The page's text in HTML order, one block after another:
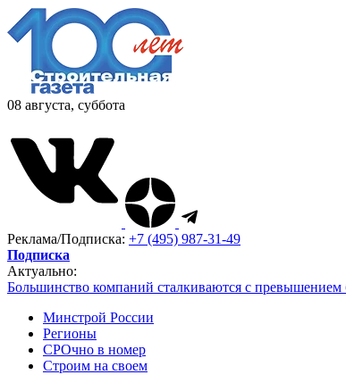
08 августа, суббота
Реклама/Подписка: +7 (495) 987-31-49
Подписка
Актуально:
Большинство компаний сталкиваются с
Минстрой России
Регионы
СРОчно в номер
Строим на своем